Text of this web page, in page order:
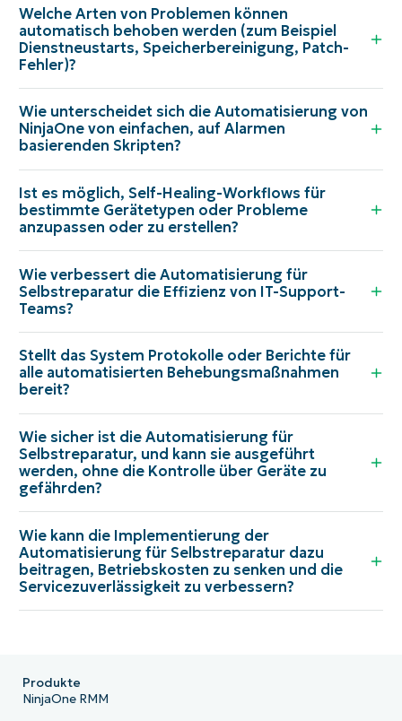
Welche Arten von Problemen können
automatisch behoben werden (zum Beispiel
Dienstneustarts, Speicherbereinigung, Patch-
Fehler)?
Wie unterscheidet sich die Automatisierung von
NinjaOne von einfachen, auf Alarmen
basierenden Skripten?
Ist es möglich, Self-Healing-Workflows für
bestimmte Gerätetypen oder Probleme
anzupassen oder zu erstellen?
Wie verbessert die Automatisierung für
Selbstreparatur die Effizienz von IT-Support-
Teams?
Stellt das System Protokolle oder Berichte für
alle automatisierten Behebungsmaßnahmen
bereit?
Wie sicher ist die Automatisierung für
Selbstreparatur, und kann sie ausgeführt
werden, ohne die Kontrolle über Geräte zu
gefährden?
Wie kann die Implementierung der
Automatisierung für Selbstreparatur dazu
beitragen, Betriebskosten zu senken und die
Servicezuverlässigkeit zu verbessern?
Produkte
NinjaOne RMM